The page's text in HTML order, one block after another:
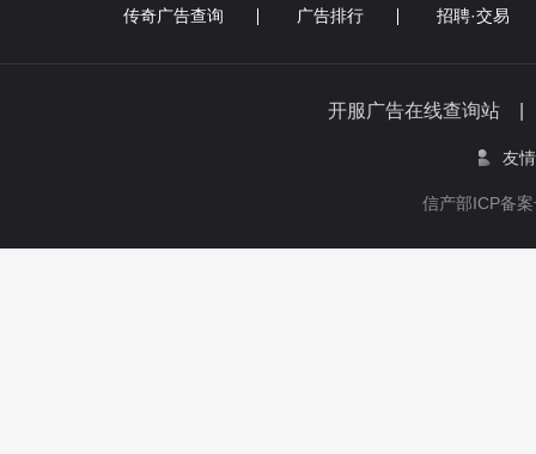
传奇广告查询 广告排行 招聘·交易
开服广告在线查询站
友
信产部ICP备